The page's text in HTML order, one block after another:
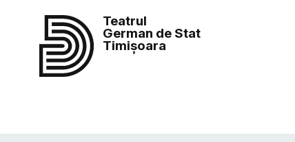
Teatrul
German de Stat
Timișoara